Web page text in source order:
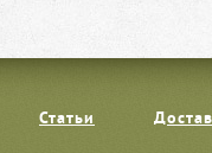
Статьи